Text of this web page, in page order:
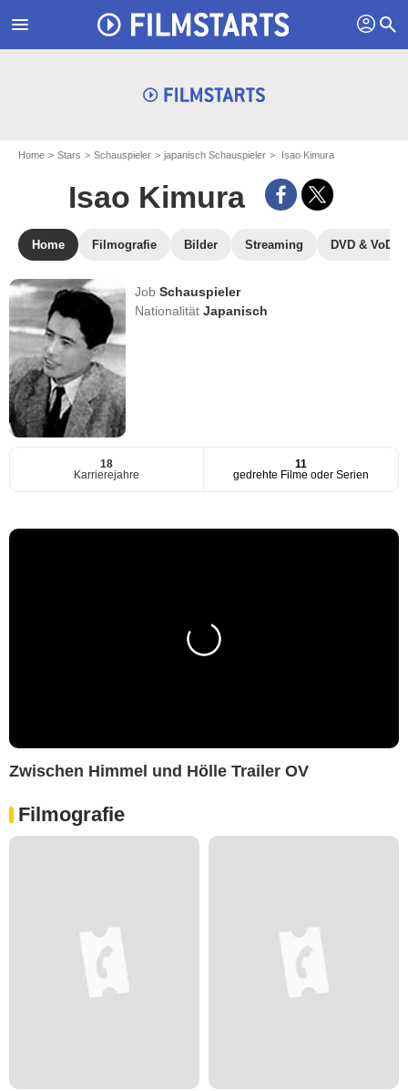
menu profil search
Home Stars Schauspieler japanisch Schauspieler Isao Kimura
Isao Kimura
Home Filmografie Bilder Streaming DVD & VoD
JobSchauspieler
NationalitätJapanisch
18
Karrierejahre
11
gedrehte Filme oder Serien
Zwischen Himmel und Hölle Trailer OV
Filmografie